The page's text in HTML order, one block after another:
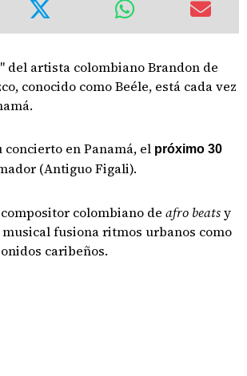
del artista colombiano Brandon de
conocido como Beéle, está cada vez
concierto en Panamá, el próximo 30
(Antiguo Figali).
colombiano de afro beatsy
fusiona ritmos urbanos como
caribeños.